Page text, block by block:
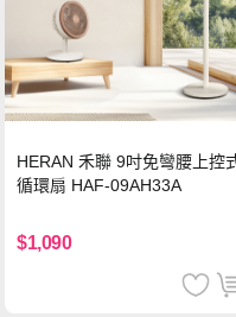
HERAN 禾聯 9吋免彎腰上控
循環扇 HAF-09AH33A
$1,090